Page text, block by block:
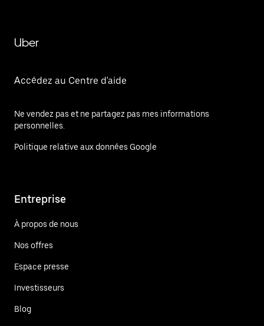
Uber
Accédez au Centre d'aide
Ne vendez pas et ne partagez pas mes informations
personnelles.
Politique relative aux données Google
Entreprise
À propos de nous
Nos offres
Espace presse
Investisseurs
Blog